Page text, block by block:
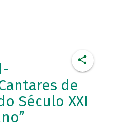
de
Século XXI